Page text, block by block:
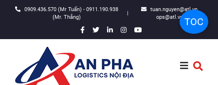
0909.436.570 (Mr Tuấn) - 0911.190.938
(Mr. Thắng)
|
tuan.nguyen@atl.vn,
ops@atl.vn TOC